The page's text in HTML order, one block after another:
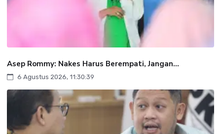
Asep Rommy: Nakes Harus Berempati, Jangan...
6 Agustus 2026, 11:30:39